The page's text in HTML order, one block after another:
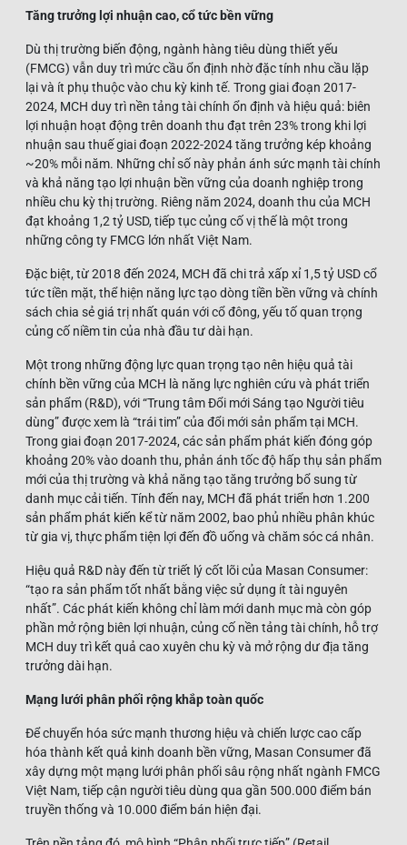
Tăng trưởng lợi nhuận cao, cổ tức bền vững
Dù thị trường biến động, ngành hàng tiêu dùng thiết yếu
(FMCG) vẫn duy trì mức cầu ổn định nhờ đặc tính nhu cầu lặp
lại và ít phụ thuộc vào chu kỳ kinh tế. Trong giai đoạn 2017-
2024, MCH duy trì nền tảng tài chính ổn định và hiệu quả: biên
lợi nhuận hoạt động trên doanh thu đạt trên 23% trong khi lợi
nhuận sau thuế giai đoạn 2022-2024 tăng trưởng kép khoảng
~20% mỗi năm. Những chỉ số này phản ánh sức mạnh tài chính
và khả năng tạo lợi nhuận bền vững của doanh nghiệp trong
nhiều chu kỳ thị trường. Riêng năm 2024, doanh thu của MCH
đạt khoảng 1,2 tỷ USD, tiếp tục củng cố vị thế là một trong
những công ty FMCG lớn nhất Việt Nam.
Đặc biệt, từ 2018 đến 2024, MCH đã chi trả xấp xỉ 1,5 tỷ USD cổ
tức tiền mặt, thể hiện năng lực tạo dòng tiền bền vững và chính
sách chia sẻ giá trị nhất quán với cổ đông, yếu tố quan trọng
củng cố niềm tin của nhà đầu tư dài hạn.
Một trong những động lực quan trọng tạo nên hiệu quả tài
chính bền vững của MCH là năng lực nghiên cứu và phát triển
sản phẩm (R&D), với “Trung tâm Đổi mới Sáng tạo Người tiêu
dùng” được xem là “trái tim” của đổi mới sản phẩm tại MCH.
Trong giai đoạn 2017-2024, các sản phẩm phát kiến đóng góp
khoảng 20% vào doanh thu, phản ánh tốc độ hấp thụ sản phẩm
mới của thị trường và khả năng tạo tăng trưởng bổ sung từ
danh mục cải tiến. Tính đến nay, MCH đã phát triển hơn 1.200
sản phẩm phát kiến kể từ năm 2002, bao phủ nhiều phân khúc
từ gia vị, thực phẩm tiện lợi đến đồ uống và chăm sóc cá nhân.
Hiệu quả R&D này đến từ triết lý cốt lõi của Masan Consumer:
“tạo ra sản phẩm tốt nhất bằng việc sử dụng ít tài nguyên
nhất”. Các phát kiến không chỉ làm mới danh mục mà còn góp
phần mở rộng biên lợi nhuận, củng cố nền tảng tài chính, hỗ trợ
MCH duy trì kết quả cao xuyên chu kỳ và mở rộng dư địa tăng
trưởng dài hạn.
Mạng lưới phân phối rộng khắp toàn quốc
Để chuyển hóa sức mạnh thương hiệu và chiến lược cao cấp
hóa thành kết quả kinh doanh bền vững, Masan Consumer đã
xây dựng một mạng lưới phân phối sâu rộng nhất ngành FMCG
Việt Nam, tiếp cận người tiêu dùng qua gần 500.000 điểm bán
truyền thống và 10.000 điểm bán hiện đại.